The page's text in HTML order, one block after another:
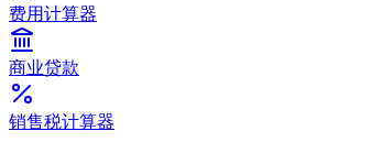
费用计算器
商业贷款
销售税计算器